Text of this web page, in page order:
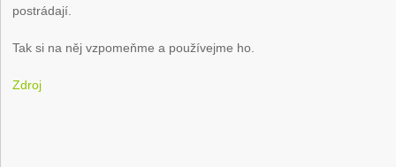
postrádají.
Tak si na něj vzpomeňme a používejme ho.
Zdroj